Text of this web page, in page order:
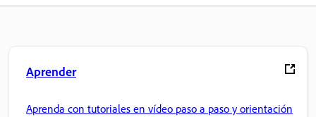
Aprender
Aprenda con tutoriales en vídeo paso a paso y orientación